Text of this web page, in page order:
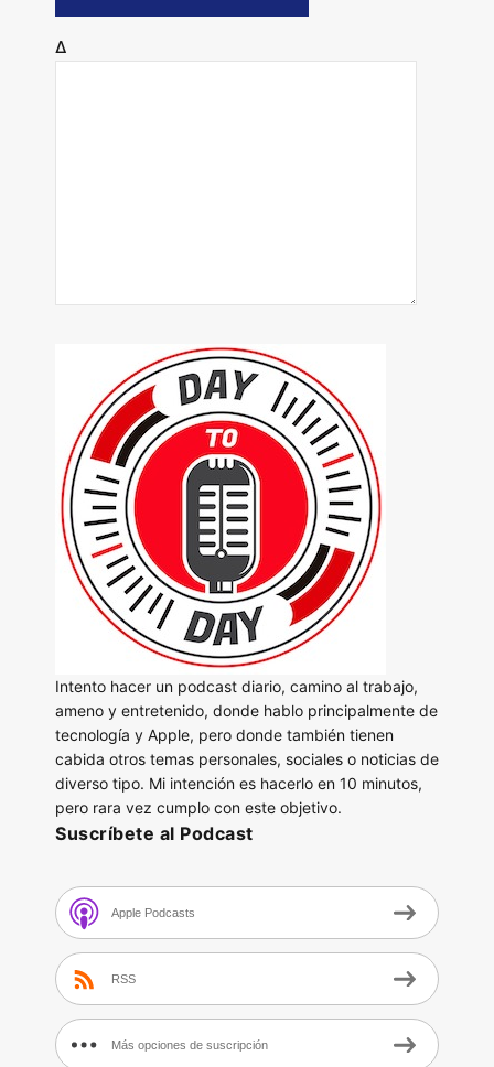
Δ
Intento hacer un podcast diario, camino al trabajo,
ameno y entretenido, donde hablo principalmente de
tecnología y Apple, pero donde también tienen
cabida otros temas personales, sociales o noticias de
diverso tipo. Mi intención es hacerlo en 10 minutos,
pero rara vez cumplo con este objetivo.
Suscríbete al Podcast
Apple Podcasts
RSS
Más opciones de suscripción